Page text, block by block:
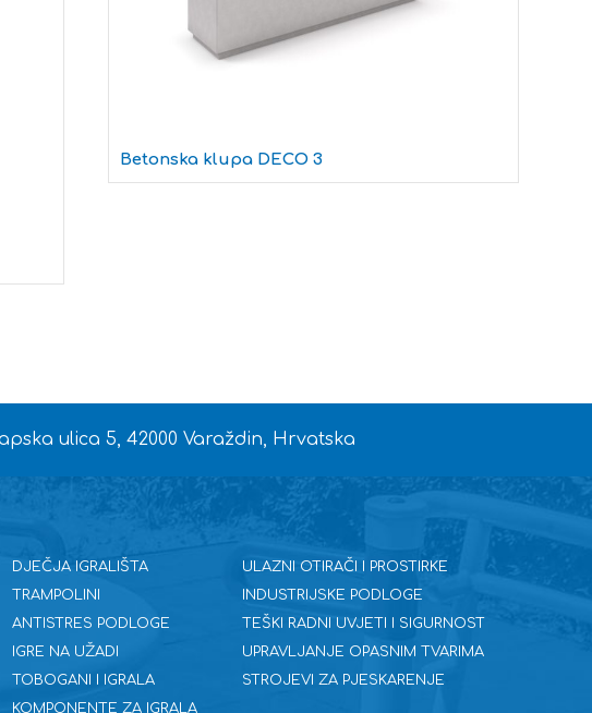
Betonska klupa DECO 3
ulica 5, 42000 Varaždin, Hrvatska
DJEČJA IGRALIŠTA
TRAMPOLINI
ANTISTRES PODLOGE
IGRE NA UŽADI
TOBOGANI I IGRALA
KOMPONENTE ZA IGRALA
ULAZNI OTIRAČI I PROSTIRKE
INDUSTRIJSKE PODLOGE
TEŠKI RADNI UVJETI I SIGURNOST
UPRAVLJANJE OPASNIM TVARIMA
STROJEVI ZA PJESKARENJE